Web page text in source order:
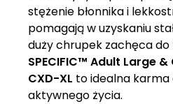
stężenie błonnika i
pomagają w uzyskaniu
duży chrupek zachęca do
SPECIFIC™ Adult Large
CXD-XL to idealna karma
aktywnego życia.